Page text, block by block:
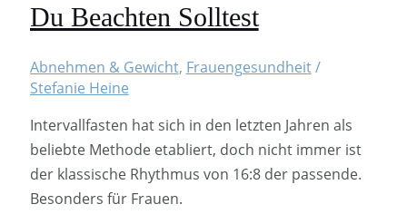
Du Beachten Solltest
Abnehmen & Gewicht, Frauengesundheit/
Stefanie Heine
Intervallfasten hat sich in den letzten Jahren als
beliebte Methode etabliert, doch nicht immer ist
der klassische Rhythmus von 16:8 der passende.
Besonders für Frauen.